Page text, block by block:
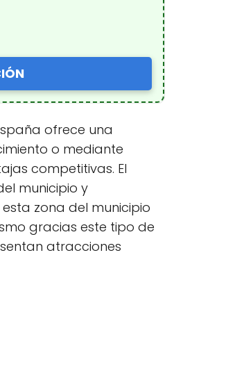
ofrece una
o mediante
competitivas. El
municipio y
zona del municipio
gracias este tipo de
atracciones